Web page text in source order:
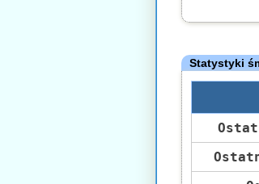
Statystyki